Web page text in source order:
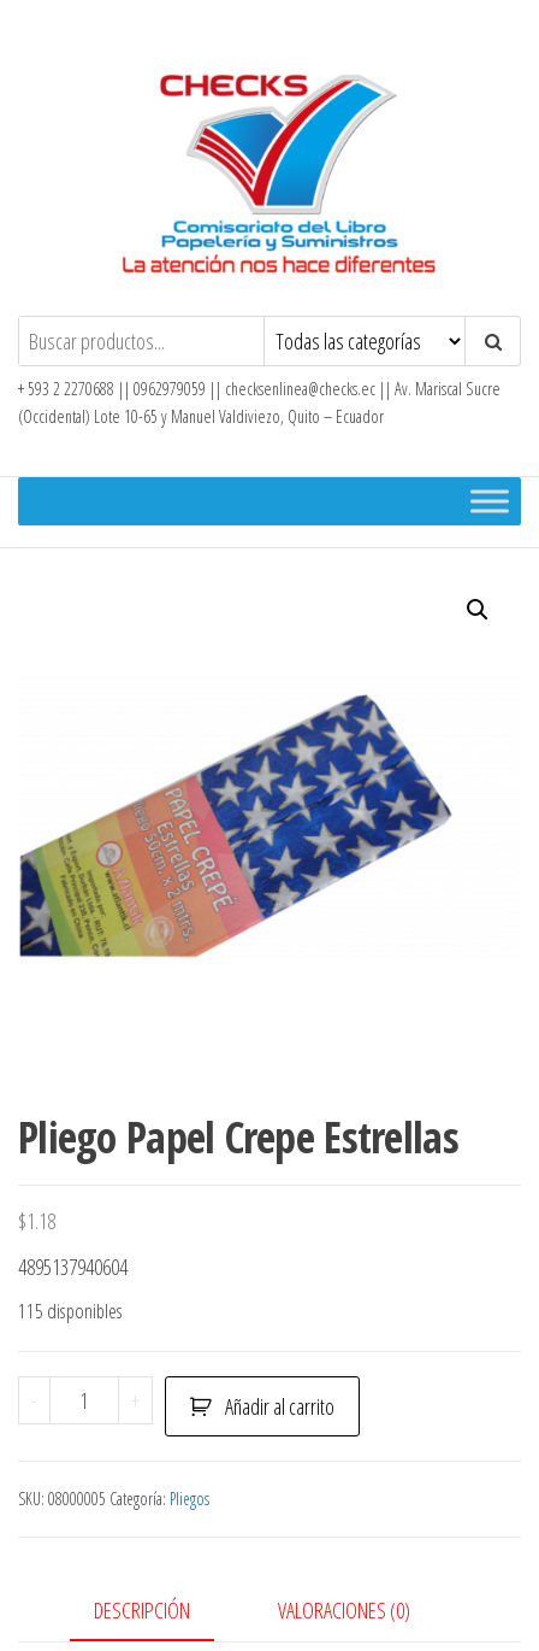
Checks – Tienda en Línea
+ 593 2 2270688 || 0962979059 || checksenlinea@checks.ec || Av. Mariscal Sucre
(Occidental) Lote 10-65 y Manuel Valdiviezo, Quito – Ecuador
Pliego Papel Crepe Estrellas
$1.18
4895137940604
115 disponibles
-
Pliego
Papel
Estrellas
+ Añadir al carrito
SKU: 08000005 Categoría: Pliegos
DESCRIPCIÓN VALORACIONES (0)